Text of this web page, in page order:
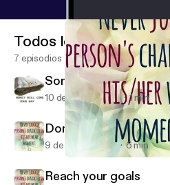
Miss Wall
Todos los episodios
7 episodios
Song by Me
10 de ene de 2019 1 min
Domestic Violence
9 de ene de 2019 6 min
Reach your goals